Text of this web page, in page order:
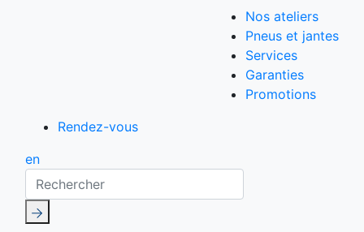
Nos ateliers
Pneus et jantes
Services
Garanties
Promotions
Rendez-vous
en
Rechercher